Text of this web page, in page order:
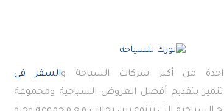
من أكبر شركات السياحة والسفر فى
بتقديم أفضل العروض السياحية ومجموعة